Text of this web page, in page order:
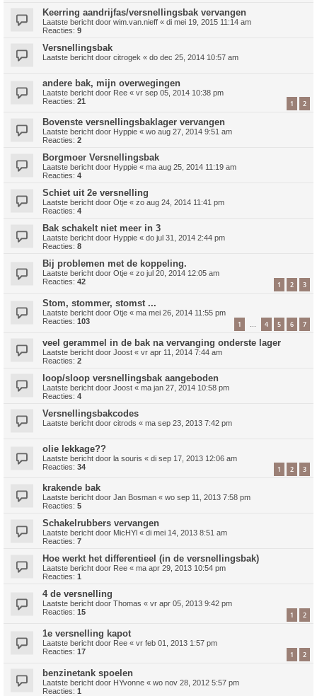
Keerring aandrijfas/versnellingsbak vervangen
Laatste bericht door wim.van.nieff « di mei 19, 2015 11:14 am
Reacties: 9
Versnellingsbak
Laatste bericht door citrogek « do dec 25, 2014 10:57 am
andere bak, mijn overwegingen
Laatste bericht door Ree « vr sep 05, 2014 10:38 pm
Reacties: 21 1 2
Bovenste versnellingsbaklager vervangen
Laatste bericht door Hyppie « wo aug 27, 2014 9:51 am
Reacties: 2
Borgmoer Versnellingsbak
Laatste bericht door Hyppie « ma aug 25, 2014 11:19 am
Reacties: 4
Schiet uit 2e versnelling
Laatste bericht door Otje « zo aug 24, 2014 11:41 pm
Reacties: 4
Bak schakelt niet meer in 3
Laatste bericht door Hyppie « do jul 31, 2014 2:44 pm
Reacties: 8
Bij problemen met de koppeling.
Laatste bericht door Otje « zo jul 20, 2014 12:05 am
Reacties: 42 1 2 3
Stom, stommer, stomst ...
Laatste bericht door Otje « ma mei 26, 2014 11:55 pm
Reacties: 103 1 … 4 5 6 7
veel gerammel in de bak na vervanging onderste lager
Laatste bericht door Joost « vr apr 11, 2014 7:44 am
Reacties: 2
loop/sloop versnellingsbak aangeboden
Laatste bericht door Joost « ma jan 27, 2014 10:58 pm
Reacties: 4
Versnellingsbakcodes
Laatste bericht door citrods « ma sep 23, 2013 7:42 pm
olie lekkage??
Laatste bericht door la souris « di sep 17, 2013 12:06 am
Reacties: 34 1 2 3
krakende bak
Laatste bericht door Jan Bosman « wo sep 11, 2013 7:58 pm
Reacties: 5
Schakelrubbers vervangen
Laatste bericht door MicHYl « di mei 14, 2013 8:51 am
Reacties: 7
Hoe werkt het differentieel (in de versnellingsbak)
Laatste bericht door Ree « ma apr 29, 2013 10:54 pm
Reacties: 1
4 de versnelling
Laatste bericht door Thomas « vr apr 05, 2013 9:42 pm
Reacties: 15 1 2
1e versnelling kapot
Laatste bericht door Ree « vr feb 01, 2013 1:57 pm
Reacties: 17 1 2
benzinetank spoelen
Laatste bericht door HYvonne « wo nov 28, 2012 5:57 pm
Reacties: 1